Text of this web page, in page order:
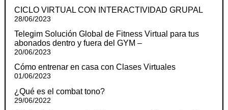
CICLO VIRTUAL CON INTERACTIVIDAD GRUPAL
28/06/2023
Telegim Solución Global de Fitness Virtual para tus
abonados dentro y fuera del GYM –
20/06/2023
Cómo entrenar en casa con Clases Virtuales
01/06/2023
¿Qué es el combat tono?
29/06/2022